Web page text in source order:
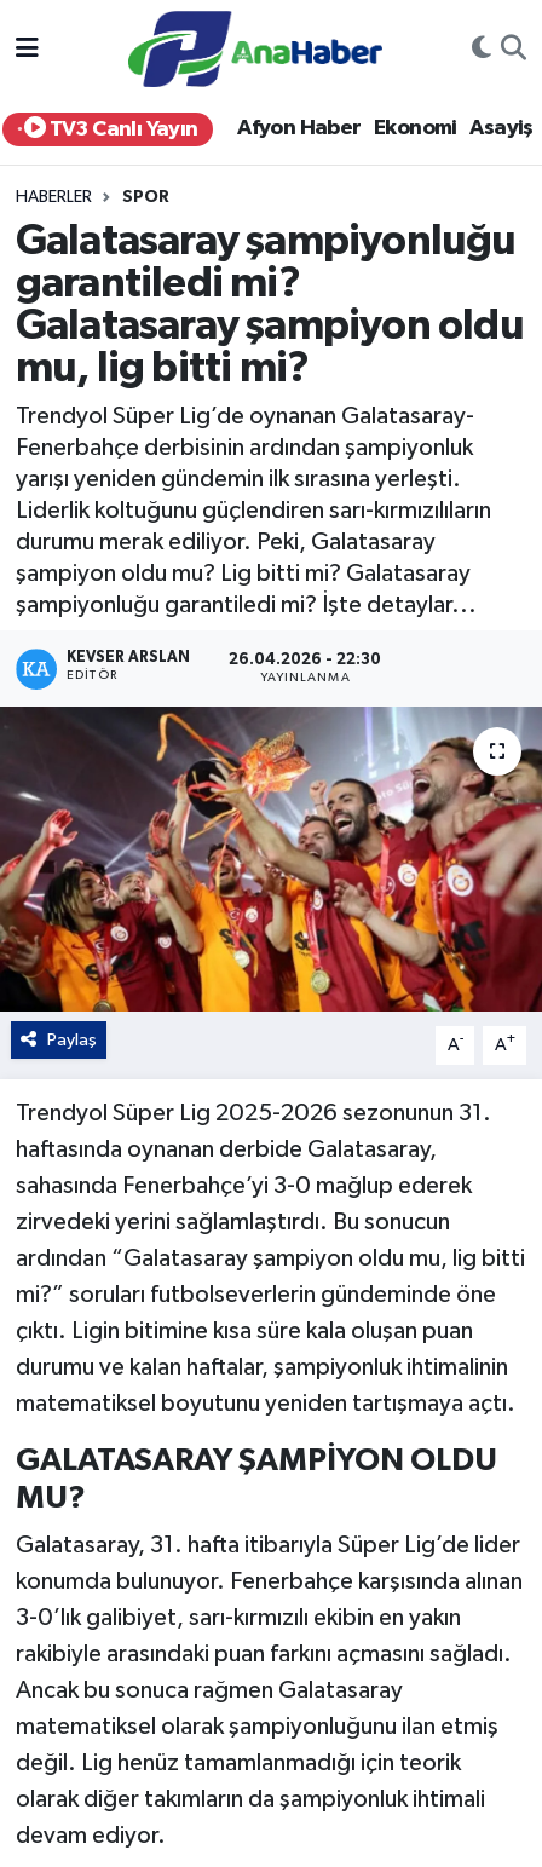
TV3 Canlı Yayın Afyon Haber Ekonomi Asayiş
HABERLER SPOR
Galatasaray şampiyonluğu
garantiledi mi?
Galatasaray şampiyon oldu
mu, lig bitti mi?
Trendyol Süper Lig’de oynanan Galatasaray-
Fenerbahçe derbisinin ardından şampiyonluk
yarışı yeniden gündemin ilk sırasına yerleşti.
Liderlik koltuğunu güçlendiren sarı-kırmızılıların
durumu merak ediliyor. Peki, Galatasaray
şampiyon oldu mu? Lig bitti mi? Galatasaray
şampiyonluğu garantiledi mi? İşte detaylar...
KEVSER ARSLAN
EDITÖR
26.04.2026 - 22:30
YAYINLANMA
Paylaş A- A+
Trendyol Süper Lig 2025-2026 sezonunun 31.
haftasında oynanan derbide Galatasaray,
sahasında Fenerbahçe’yi 3-0 mağlup ederek
zirvedeki yerini sağlamlaştırdı. Bu sonucun
ardından “Galatasaray şampiyon oldu mu, lig bitti
mi?” soruları futbolseverlerin gündeminde öne
çıktı. Ligin bitimine kısa süre kala oluşan puan
durumu ve kalan haftalar, şampiyonluk ihtimalinin
matematiksel boyutunu yeniden tartışmaya açtı.
GALATASARAY ŞAMPİYON OLDU
MU?
Galatasaray, 31. hafta itibarıyla Süper Lig’de lider
konumda bulunuyor. Fenerbahçe karşısında alınan
3-0’lık galibiyet, sarı-kırmızılı ekibin en yakın
rakibiyle arasındaki puan farkını açmasını sağladı.
Ancak bu sonuca rağmen Galatasaray
matematiksel olarak şampiyonluğunu ilan etmiş
değil. Lig henüz tamamlanmadığı için teorik
olarak diğer takımların da şampiyonluk ihtimali
devam ediyor.
Yurt Haber
Afyon Haber
Siyaset
Spor
Sağlık
Teknoloji
Kültür - Sanat
Yaşam
Afyonkarahisar Nöbetçi Eczaneler
Afyonkarahisar Hava Durumu
Afyonkarahisar Trafik Yoğunluk Haritası
Süper Lig Puan Durumu ve Fikstür
Son Dakika Haberleri
Haber Arşivi